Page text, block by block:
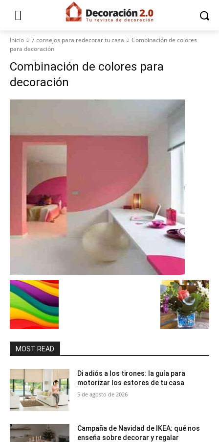
Inicio 7 consejos para redecorar tu casa
Combinación de colores
para decoración
Combinación de colores para
decoración
MOST READ
Di adiós a los tirones: la guía para
motorizar los estores de tu casa
5 de agosto de 2026
Campaña de Navidad de IKEA: qué nos
enseña sobre decorar y regalar